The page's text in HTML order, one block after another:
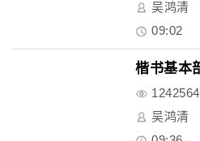
吴鸿清
09:02
1242564
吴鸿清